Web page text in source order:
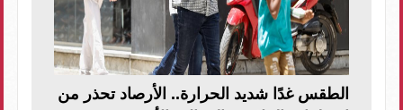
الطقس غدًا شديد الحرارة.. الأرصاد تحذر من